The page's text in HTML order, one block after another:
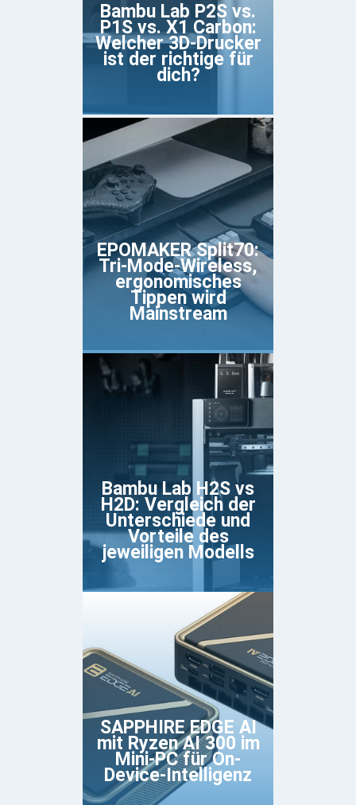
Bambu Lab P2S vs.
P1S vs. X1 Carbon:
Welcher 3D-Drucker
ist der richtige für
dich?
EPOMAKER Split70:
Tri-Mode-Wireless,
ergonomisches
Tippen wird
Mainstream
Bambu Lab H2S vs
H2D: Vergleich der
Unterschiede und
Vorteile des
jeweiligen Modells
SAPPHIRE EDGE AI
mit Ryzen AI 300 im
Mini-PC für On-
Device-Intelligenz